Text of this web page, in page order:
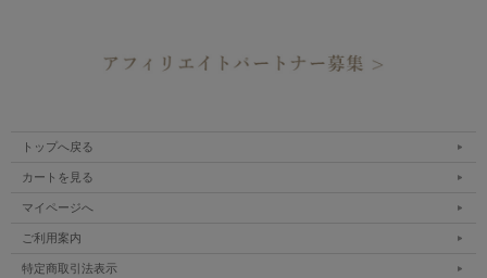
トップへ戻る
カートを見る
マイページへ
ご利用案内
特定商取引法表示